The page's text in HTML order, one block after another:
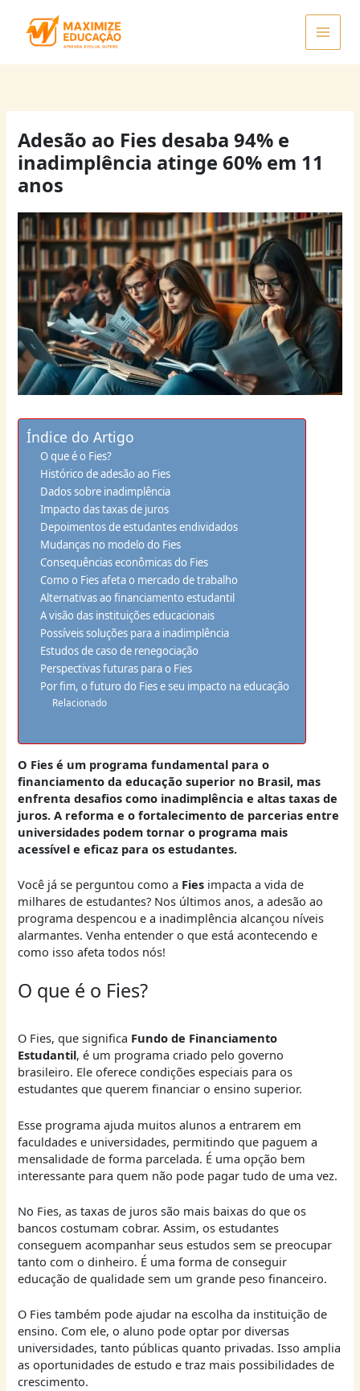
Adesão ao Fies desaba 94% e
inadimplência atinge 60% em 11
anos
Índice do Artigo
O que é o Fies?
Histórico de adesão ao Fies
Dados sobre inadimplência
Impacto das taxas de juros
Depoimentos de estudantes endividados
Mudanças no modelo do Fies
Consequências econômicas do Fies
Como o Fies afeta o mercado de trabalho
Alternativas ao financiamento estudantil
A visão das instituições educacionais
Possíveis soluções para a inadimplência
Estudos de caso de renegociação
Perspectivas futuras para o Fies
Por fim, o futuro do Fies e seu impacto na educação
Relacionado
O Fies é um programa fundamental para o
financiamento da educação superior no Brasil, mas
enfrenta desafios como inadimplência e altas taxas de
juros. A reforma e o fortalecimento de parcerias entre
universidades podem tornar o programa mais
acessível e eficaz para os estudantes.
Você já se perguntou como a Fies impacta a vida de
milhares de estudantes? Nos últimos anos, a adesão ao
programa despencou e a inadimplência alcançou níveis
alarmantes. Venha entender o que está acontecendo e
como isso afeta todos nós!
O que é o Fies?
O Fies, que significa Fundo de Financiamento
Estudantil, é um programa criado pelo governo
brasileiro. Ele oferece condições especiais para os
estudantes que querem financiar o ensino superior.
Esse programa ajuda muitos alunos a entrarem em
faculdades e universidades, permitindo que paguem a
mensalidade de forma parcelada. É uma opção bem
interessante para quem não pode pagar tudo de uma vez.
No Fies, as taxas de juros são mais baixas do que os
bancos costumam cobrar. Assim, os estudantes
conseguem acompanhar seus estudos sem se preocupar
tanto com o dinheiro. É uma forma de conseguir
educação de qualidade sem um grande peso financeiro.
O Fies também pode ajudar na escolha da instituição de
ensino. Com ele, o aluno pode optar por diversas
universidades, tanto públicas quanto privadas. Isso amplia
as oportunidades de estudo e traz mais possibilidades de
crescimento.